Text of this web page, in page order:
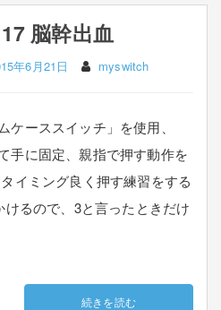
脳幹出血
年6月21日 myswitch
ケーススイッチ」を使用、
手に固定、親指で押す動作を
イミング良く押す練習をする
るので、3と言ったときだけ
続きを読む